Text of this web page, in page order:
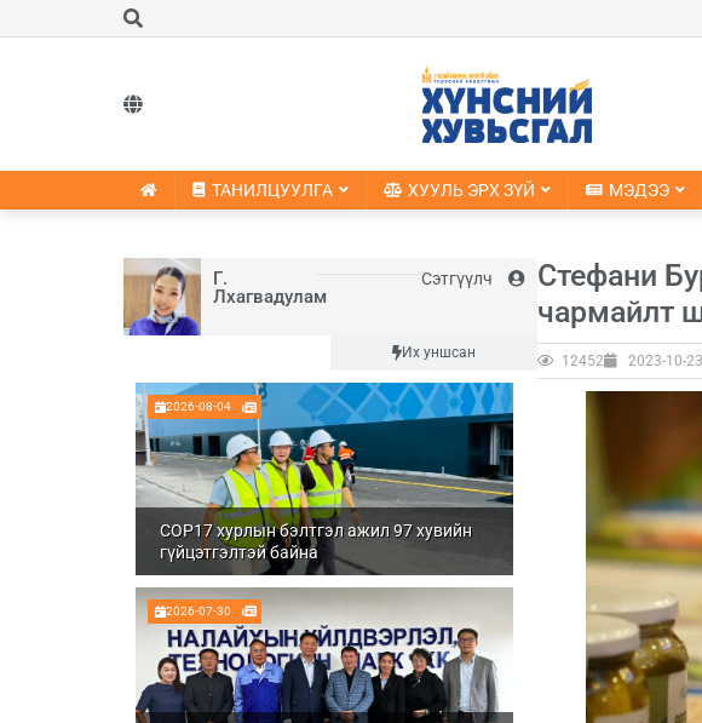
ТАНИЛЦУУЛГА ХУУЛЬ ЭРХ ЗҮЙ МЭДЭЭ
Г.
Лхагвадулам
Сэтгүүлч
Их уншсан
2026-08-04
COP17 хурлын бэлтгэл ажил 97 хувийн
гүйцэтгэлтэй байна
2026-07-30
Стефани
чармайлт
12452 2023-10-23